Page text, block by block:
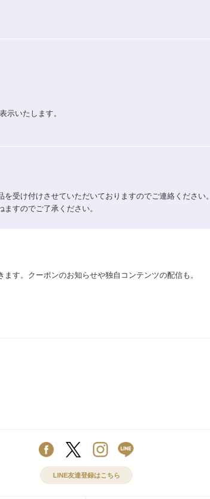
示いたします。
受け付けさせていただいておりますのでご連絡ください。
すのでご了承ください。
す。クーポンのお知らせや独自コンテンツの配信も。
LINE友達登録はこちら